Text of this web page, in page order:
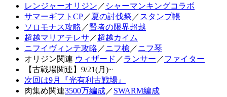
レンジャーオリジン ／ シャーマンキングコラボ
サマーギフトCP／夏の討伐祭 ／ スタンプ帳
ソロモナス攻略 ／賢者の限界超越
超越マリアテレサ ／超越カイム
ニフイヴィンテ攻略 ／ニフ槍 ／ニフ琴
オリジン関連 ウィザード ／ランサー ／ファイター
【古戦場関連】9/21(月)~
次回は9月『光有利古戦場』
肉集め関連3500万編成／SWARM編成